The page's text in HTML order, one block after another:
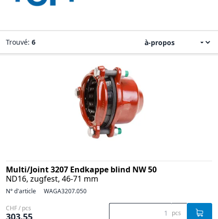
Trouvé: 6
Multi/Joint 3207 Endkappe blind NW 50
ND16, zugfest, 46-71 mm
N° d'article WAGA3207.050
CHF / pcs
303.55 pcs